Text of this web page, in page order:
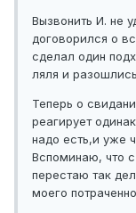
Вызвонить И. не
договорился о
сделал один
ляля и
Теперь о
реагирует
надо есть,и уже
Вспоминаю, что
перестаю так
моего